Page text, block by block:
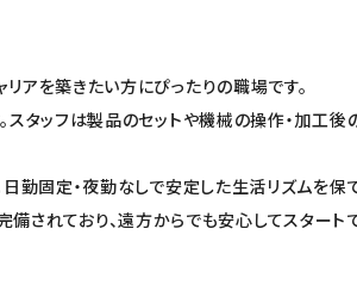
アを築きたい方にぴったりの職場です。
タッフは製品のセットや機械の操作・加工後
勤固定・夜勤なしで安定した生活リズムを保て
されており、遠方からでも安心してスタートで